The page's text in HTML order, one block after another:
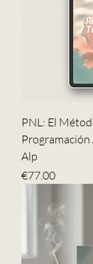
PNL: El
Programación
Alp
Price
€77.00